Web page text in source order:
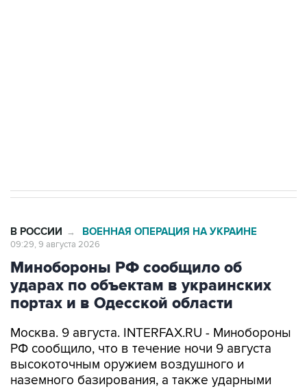
В РОССИИ → ВОЕННАЯ ОПЕРАЦИЯ НА УКРАИНЕ
09:29, 9 августа 2026
Минобороны РФ сообщило об
ударах по объектам в украинских
портах и в Одесской области
Москва. 9 августа. INTERFAX.RU - Минобороны
РФ сообщило, что в течение ночи 9 августа
высокоточным оружием воздушного и
наземного базирования, а также ударными